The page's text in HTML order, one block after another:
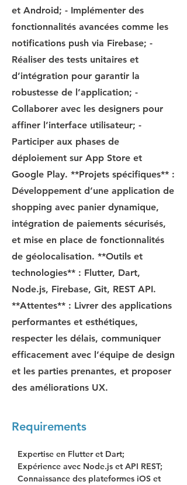
et Android; - Implémenter des
fonctionnalités avancées comme les
notifications push via Firebase; -
Réaliser des tests unitaires et
d’intégration pour garantir la
robustesse de l’application; -
Collaborer avec les designers pour
affiner l’interface utilisateur; -
Participer aux phases de
déploiement sur App Store et
Google Play. **Projets spécifiques** :
Développement d’une application de
shopping avec panier dynamique,
intégration de paiements sécurisés,
et mise en place de fonctionnalités
de géolocalisation. **Outils et
technologies** : Flutter, Dart,
Node.js, Firebase, Git, REST API.
**Attentes** : Livrer des applications
performantes et esthétiques,
respecter les délais, communiquer
efficacement avec l’équipe de design
et les parties prenantes, et proposer
des améliorations UX.
Requirements
Expertise en Flutter et Dart;
Expérience avec Node.js et API REST;
Connaissance des plateformes iOS et